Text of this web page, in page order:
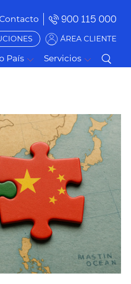
Contacto 900 115 000
ÁREA CLIENTE
País Servicios